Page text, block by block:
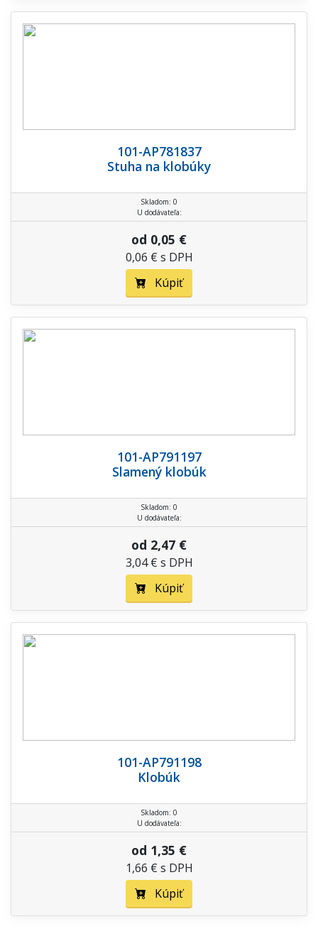
101-AP781837
Stuha na klobúky
Skladom: 0
U dodávateľa:
od 0,05 €
0,06 € s DPH
Kúpiť
101-AP791197
Slamený klobúk
Skladom: 0
U dodávateľa:
od 2,47 €
3,04 € s DPH
Kúpiť
101-AP791198
Klobúk
Skladom: 0
U dodávateľa:
od 1,35 €
1,66 € s DPH
Kúpiť